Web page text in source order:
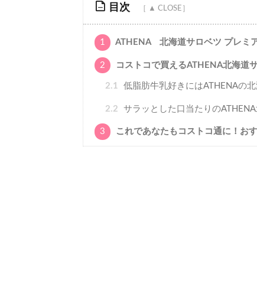
目次
1 ATHENA 北海道サロベツ プレミ
2 コストコで買えるATHENA北海道
2.1 低脂肪牛乳好きにはATHENAの
2.2 サラッとした口当たりの
3 これであなたもコストコ通に！お